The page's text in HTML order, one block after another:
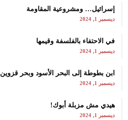
إسرائيل… ومشروعية المقاومة
ديسمبر 1, 2024
في الاحتفاء بالفلسفة وقيمها
ديسمبر 1, 2024
ابن بطوطة إلى البحر الأسود وبحر قزوين
ديسمبر 1, 2024
هيدي مش مزبلة أبوك!
ديسمبر 1, 2024